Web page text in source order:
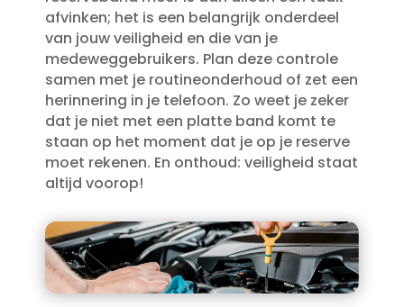
afvinken; het is een belangrijk onderdeel
van jouw veiligheid en die van je
medeweggebruikers.​ Plan deze controle
samen met je routineonderhoud of zet een
herinnering in je telefoon.​ Zo weet je zeker
dat je niet met een platte band komt te
staan op het moment dat je op je reserve
moet rekenen.​ En onthoud: veiligheid staat
altijd voorop!